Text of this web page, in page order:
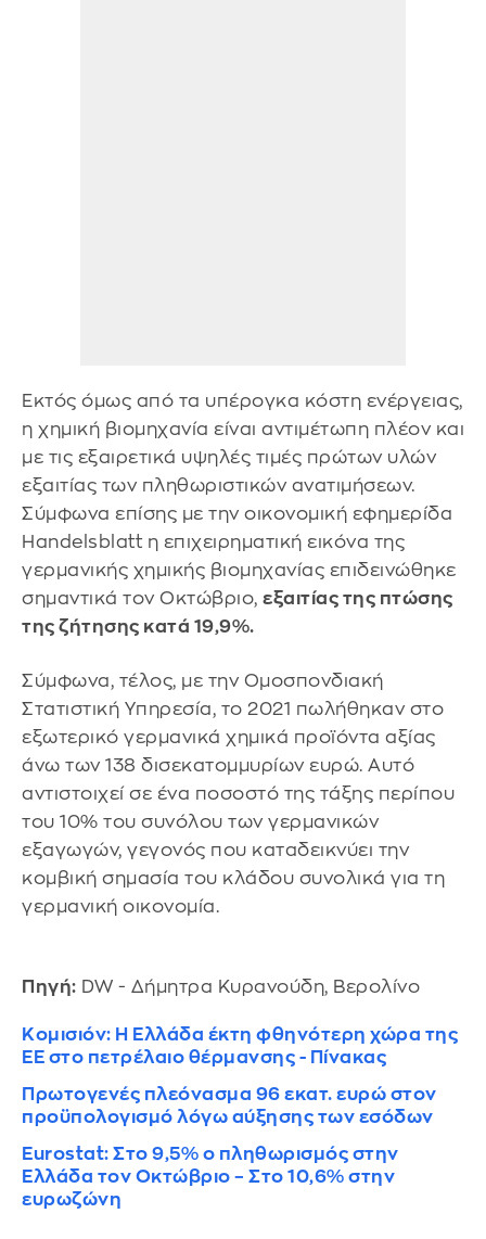
Εκτός όμως από τα υπέρογκα κόστη ενέργειας,
η χημική βιομηχανία είναι αντιμέτωπη πλέον και
με τις εξαιρετικά υψηλές τιμές πρώτων υλών
εξαιτίας των πληθωριστικών ανατιμήσεων.
Σύμφωνα επίσης με την οικονομική εφημερίδα
Handelsblatt η επιχειρηματική εικόνα της
γερμανικής χημικής βιομηχανίας επιδεινώθηκε
σημαντικά τον Οκτώβριο, εξαιτίας της πτώσης
της ζήτησης κατά 19,9%.
Σύμφωνα, τέλος, με την Ομοσπονδιακή
Στατιστική Υπηρεσία, το 2021 πωλήθηκαν στο
εξωτερικό γερμανικά χημικά προϊόντα αξίας
άνω των 138 δισεκατομμυρίων ευρώ. Αυτό
αντιστοιχεί σε ένα ποσοστό της τάξης περίπου
του 10% του συνόλου των γερμανικών
εξαγωγών, γεγονός που καταδεικνύει την
κομβική σημασία του κλάδου συνολικά για τη
γερμανική οικονομία.
Πηγή: DW - Δήμητρα Κυρανούδη, Βερολίνο
Κομισιόν: Η Ελλάδα έκτη φθηνότερη χώρα της
ΕΕ στο πετρέλαιο θέρμανσης - Πίνακας
Πρωτογενές πλεόνασμα 96 εκατ. ευρώ στον
προϋπολογισμό λόγω αύξησης των εσόδων
Eurostat: Στο 9,5% ο πληθωρισμός στην
Ελλάδα τον Οκτώβριο – Στο 10,6% στην
ευρωζώνη